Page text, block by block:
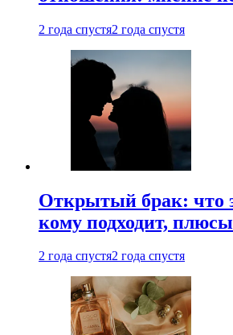
2 года спустя2 года спустя
Открытый брак: что
кому подходит,
2 года спустя2 года спустя